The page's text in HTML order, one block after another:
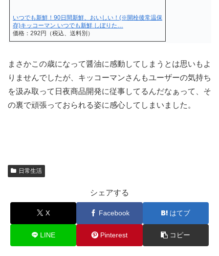
いつでも新鮮！90日間新鮮、おいしい！(※開栓後常温保
存)キッコーマン いつでも新鮮 しぼりた…
価格：292円（税込、送料別）
まさかこの歳になって醤油に感動してしまうとは思いもよ
りませんでしたが、キッコーマンさんもユーザーの気持ち
を汲み取って日夜商品開発に従事してるんだなぁって、そ
の裏で頑張っておられる姿に感心してしまいました。
日常生活
シェアする
X Facebook はてブ
LINE Pinterest コピー